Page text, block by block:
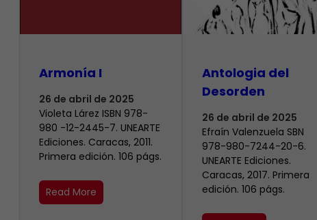
Armonía I
26 de abril de 2025
Violeta Lárez ISBN 978-
980 -12-2445-7. UNEARTE
Ediciones. Caracas, 2011.
Primera edición. 106 págs.
Read More
Antologia del
Desorden
26 de abril de 2025
Efraín Valenzuela SBN
978-980-7244-20-6.
UNEARTE Ediciones.
Caracas, 2017. Primera
edición. 106 págs.